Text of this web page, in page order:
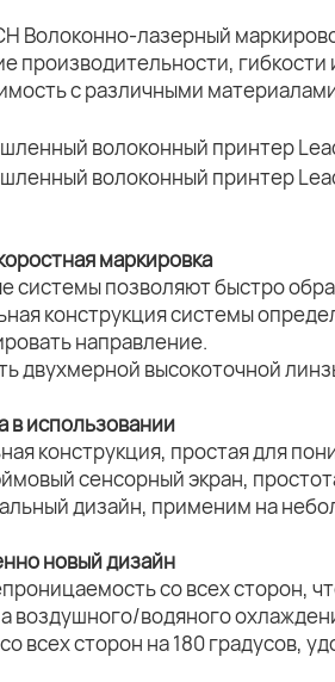
Волоконно-лазерный
производительности,
с различными
маркировка
системы позволяют быстро
конструкция системы
направление.
двухмерной высокоточной
в использовании
конструкция, простая для
сенсорный экран,
дизайн, применим на
новый дизайн
со всех сторон,
воздушного/водяного
всех сторон на 180 градусов,